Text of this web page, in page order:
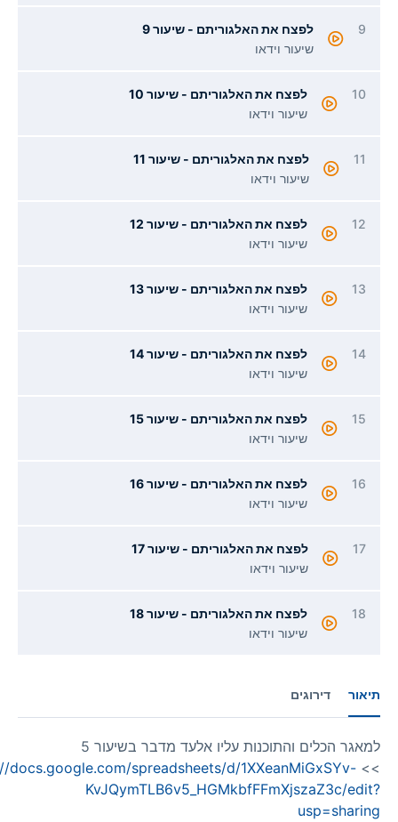
דירוגים
למאגר הכלים והתוכנות עליו אלעד מדבר בשיעור 5
https://docs.google.com/spreadsheets/d/1XXeanMiGxSYv-
KvJQymTLB6v5_HGMkbfFFmXjszaZ3c/
לפצח את האלגוריתם - שיעור 9
שיעור וידאו
לפצח את האלגוריתם - שיעור 10
שיעור וידאו
לפצח את האלגוריתם - שיעור 11
שיעור וידאו
לפצח את האלגוריתם - שיעור 12
שיעור וידאו
לפצח את האלגוריתם - שיעור 13
שיעור וידאו
לפצח את האלגוריתם - שיעור 14
שיעור וידאו
לפצח את האלגוריתם - שיעור 15
שיעור וידאו
לפצח את האלגוריתם - שיעור 16
שיעור וידאו
לפצח את האלגוריתם - שיעור 17
שיעור וידאו
לפצח את האלגוריתם - שיעור 18
שיעור וידאו